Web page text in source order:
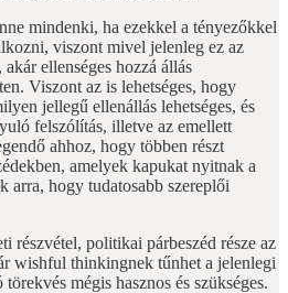
mindenki, ha ezekkel a tényezőkkel
viszont mivel jelenleg ez az
ellenséges hozzá állás
Viszont az is lehetséges, hogy
jellegű ellenállás lehetséges, és
felszólítás, illetve az emellett
ahhoz, hogy többen részt
amelyek kapukat nyitnak a
arra, hogy tudatosabb szereplői
részvétel, politikai párbeszéd része az
wishful thinkingnek tűnhet a jelenlegi
mégis hasznos és szükséges.